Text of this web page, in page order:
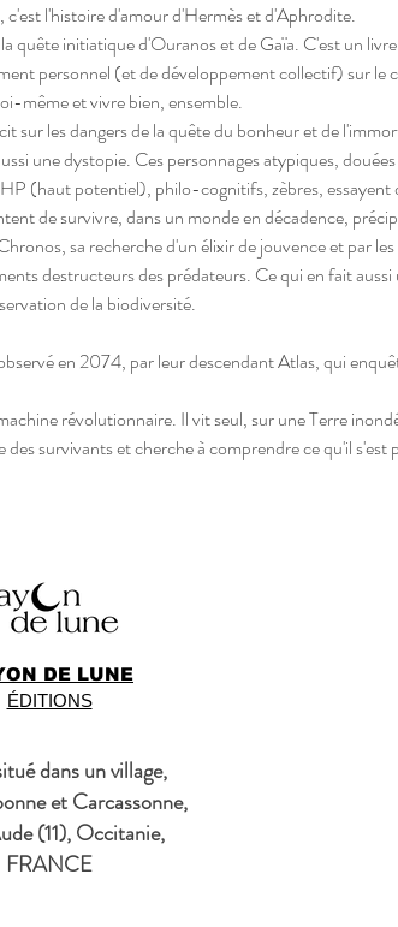
c'est l'histoire d'amour d'Hermès et d'Aphrodite.
quête initiatique d'Ouranos et de Gaïa. C'est un
personnel (et de développement collectif) sur le
même et vivre bien, ensemble.
sur les dangers de la quête du bonheur et de
une dystopie. Ces personnages atypiques,
(haut potentiel), philo-cognitifs, zèbres, essayent
de survivre, dans un monde en décadence,
sa recherche d'un élixir de jouvence et par les
destructeurs des prédateurs. Ce qui en fait
de la biodiversité.
en 2074, par leur descendant Atlas, qui
révolutionnaire. Il vit seul, sur une Terre
des survivants et cherche à comprendre ce qu'il s'est
DE LUNE
ÉDITIONS
dans un village,
et Carcassonne,
(11), Occitanie,
FRANCE